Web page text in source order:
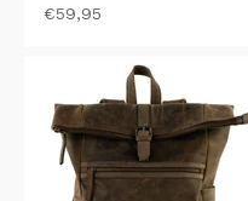
Aanbiedingsprijs
€59,95